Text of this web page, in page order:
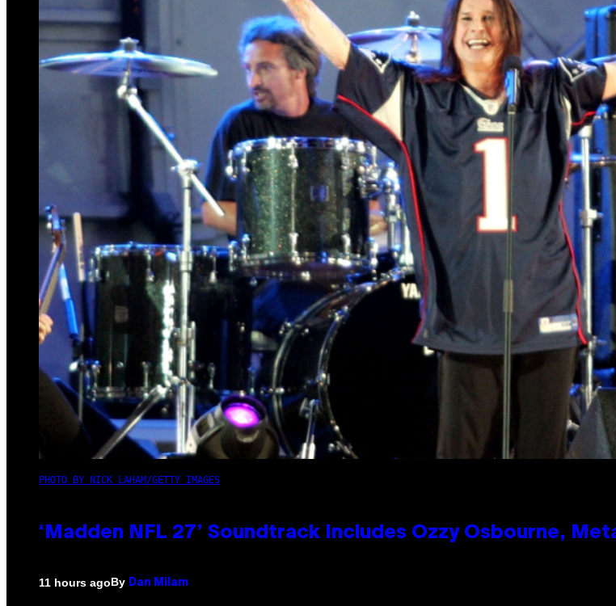
PHOTO BY NICK LAHAM/GETTY IMAGES
‘Madden NFL 27’ Soundtrack Includes Ozzy Osbourne,
11 hours agoBy Dan Milam